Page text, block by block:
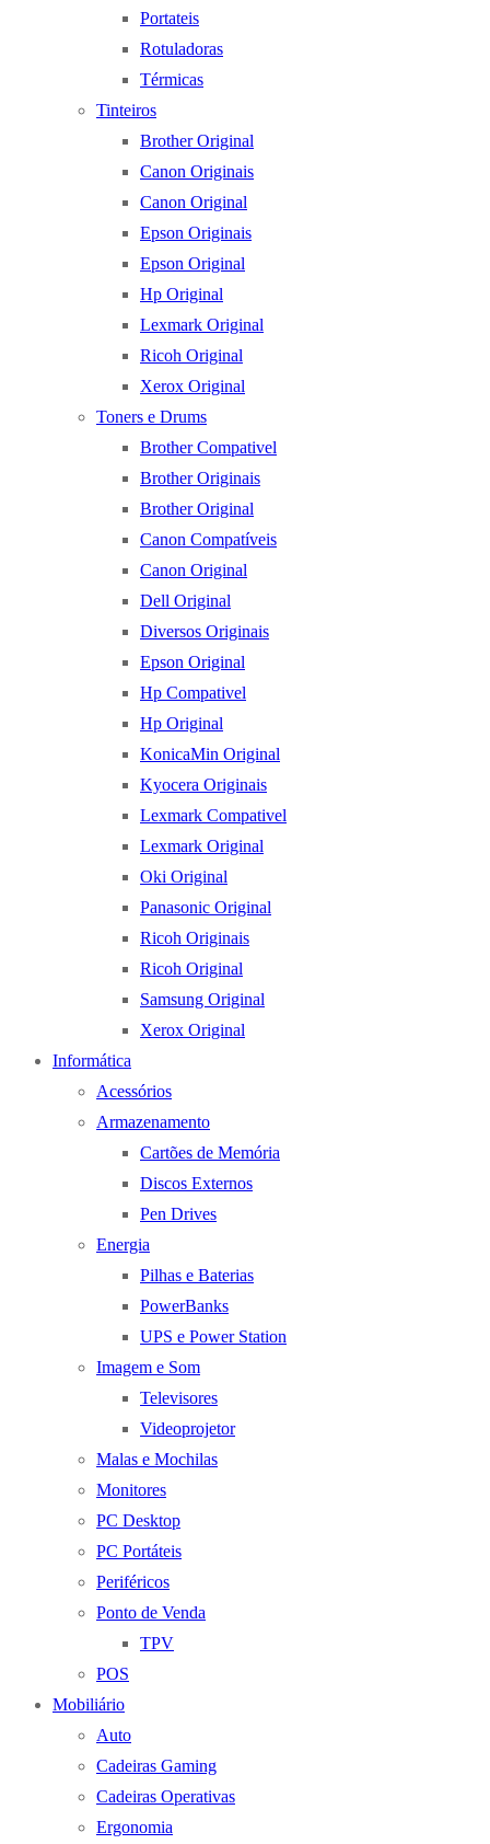
Portateis
Rotuladoras
Térmicas
Tinteiros
Brother Original
Canon Originais
Canon Original
Epson Originais
Epson Original
Hp Original
Lexmark Original
Ricoh Original
Xerox Original
Toners e Drums
Brother Compativel
Brother Originais
Brother Original
Canon Compatíveis
Canon Original
Dell Original
Diversos Originais
Epson Original
Hp Compativel
Hp Original
KonicaMin Original
Kyocera Originais
Lexmark Compativel
Lexmark Original
Oki Original
Panasonic Original
Ricoh Originais
Ricoh Original
Samsung Original
Xerox Original
Informática
Acessórios
Armazenamento
Cartões de Memória
Discos Externos
Pen Drives
Energia
Pilhas e Baterias
PowerBanks
UPS e Power Station
Imagem e Som
Televisores
Videoprojetor
Malas e Mochilas
Monitores
PC Desktop
PC Portáteis
Periféricos
Ponto de Venda
TPV
POS
Mobiliário
Auto
Cadeiras Gaming
Cadeiras Operativas
Ergonomia